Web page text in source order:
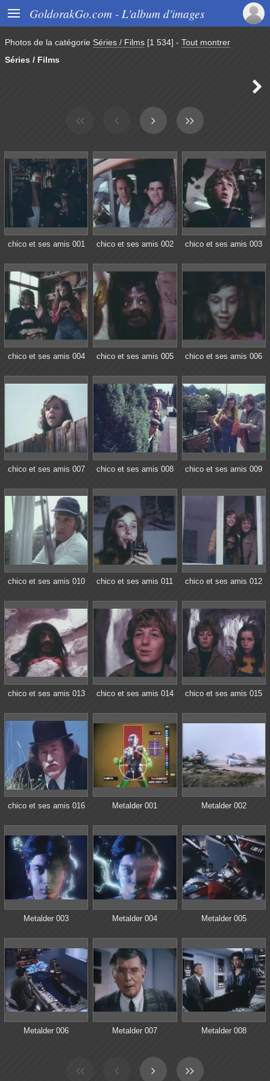
 GoldorakGo.com - L'album d'images
Photos de la catégorie Séries / Films [1 534] - Tout montrer
Séries / Films

chico et ses amis 001 chico et ses amis 002 chico et ses amis 003
chico et ses amis 004 chico et ses amis 005 chico et ses amis 006
chico et ses amis 007 chico et ses amis 008 chico et ses amis 009
chico et ses amis 010 chico et ses amis 011 chico et ses amis 012
chico et ses amis 013 chico et ses amis 014 chico et ses amis 015
chico et ses amis 016 Metalder 001 Metalder 002
Metalder 003 Metalder 004 Metalder 005
Metalder 006 Metalder 007 Metalder 008